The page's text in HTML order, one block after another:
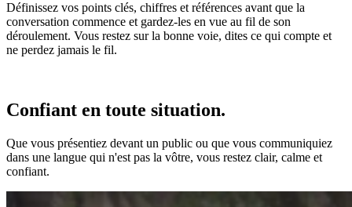
Définissez vos points clés, chiffres et références avant que la
conversation commence et gardez-les en vue au fil de son
déroulement. Vous restez sur la bonne voie, dites ce qui compte et
ne perdez jamais le fil.
Confiant en toute situation.
Que vous présentiez devant un public ou que vous communiquiez
dans une langue qui n'est pas la vôtre, vous restez clair, calme et
confiant.